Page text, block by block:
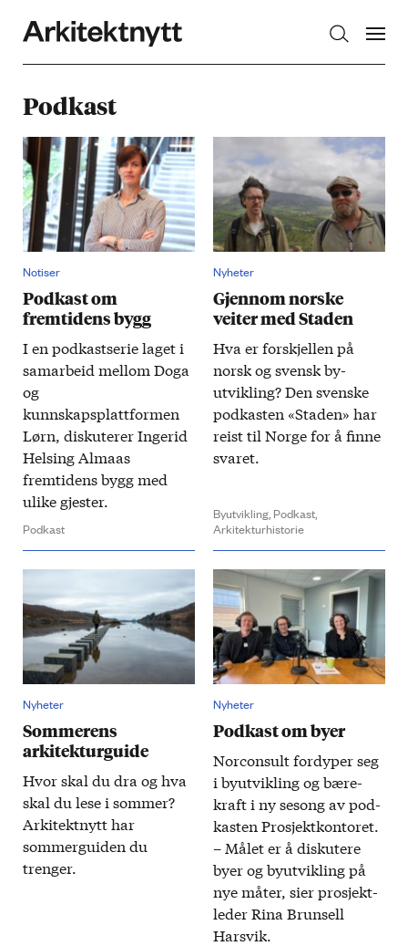
Podkast
Notiser
Podkast om
fremtidens bygg
I en podkastserie laget i
samarbeid mellom Doga
og
kunnskapsplattformen
Lørn, diskuterer Ingerid
Helsing Almaas
fremtidens bygg med
ulike gjester.
Podkast
Nyheter
Gjennom norske
veiter med Staden
Hva er for­skjellen på
norsk og svensk by­
utvikling? Den svenske
pod­kasten «Staden» har
reist til Norge for å finne
svaret.
Byutvikling, Podkast,
Arkitekturhistorie
Nyheter
Sommerens
arkitekturguide
Hvor skal du dra og hva
skal du lese i sommer?
Arkitektnytt har
sommer­guiden du
trenger.
Nyheter
Podkast om byer
Nor­consult fordyper seg
i by­utvikling og bære­
kraft i ny sesong av pod­
kasten Prosjekt­kontoret.
– Målet er å diskutere
byer og by­utvikling på
nye måter, sier prosjekt­
leder Rina Brunsell
Harsvik.